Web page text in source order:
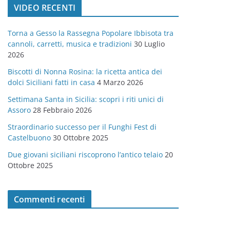
o
r
e
VIDEO RECENTI
Torna a Gesso la Rassegna Popolare Ibbisota tra
cannoli, carretti, musica e tradizioni 30 Luglio
2026
Biscotti di Nonna Rosina: la ricetta antica dei
dolci Siciliani fatti in casa 4 Marzo 2026
Settimana Santa in Sicilia: scopri i riti unici di
Assoro 28 Febbraio 2026
Straordinario successo per il Funghi Fest di
Castelbuono 30 Ottobre 2025
Due giovani siciliani riscoprono l’antico telaio 20
Ottobre 2025
Commenti recenti